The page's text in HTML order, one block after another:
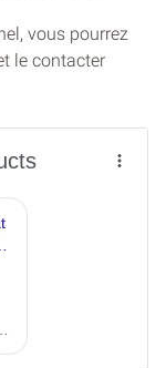
vous pourrez
le contacter